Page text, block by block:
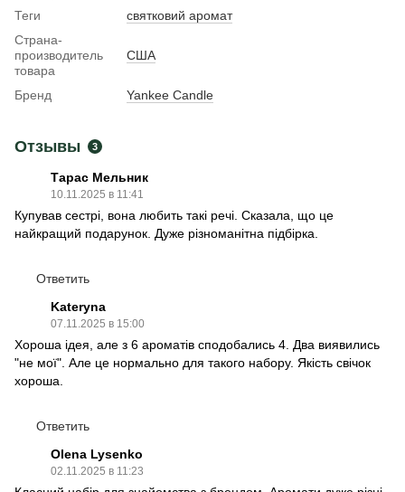
Теги
святковий аромат
Страна-
производитель
товара
США
Бренд Yankee Candle
Отзывы 3
Тарас Мельник
10.11.2025 в 11:41
Купував сестрі, вона любить такі речі. Сказала, що це
найкращий подарунок. Дуже різноманітна підбірка.
Ответить
Kateryna
07.11.2025 в 15:00
Хороша ідея, але з 6 ароматів сподобались 4. Два виявились
"не мої". Але це нормально для такого набору. Якість свічок
хороша.
Ответить
Olena Lysenko
02.11.2025 в 11:23